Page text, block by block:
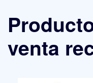
venta